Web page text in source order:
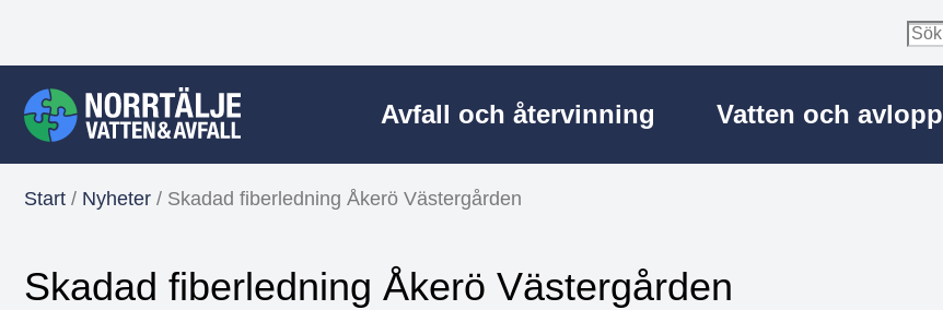
Avfall och återvinning Vatten och avlopp
Start / Nyheter / Skadad fiberledning Åkerö Västergården
Skadad fiberledning Åkerö Västergården